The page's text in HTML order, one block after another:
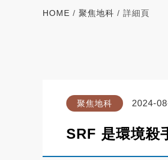
HOME / 聚焦地科 / 詳細頁
聚焦地科 2024-
SRF 是環境殺